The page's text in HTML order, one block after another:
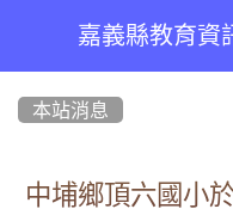
嘉義縣教育資
本站消息
中埔鄉頂六國小